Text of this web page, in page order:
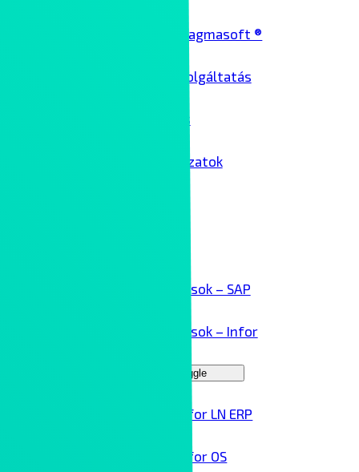
Magmasoft ®
Architekt szolgáltatás
Üzemeltetés
Passzív hálózatok
ERP megoldások – SAP
ERP megoldások – Infor
Menu Toggle
Infor LN ERP
Infor OS